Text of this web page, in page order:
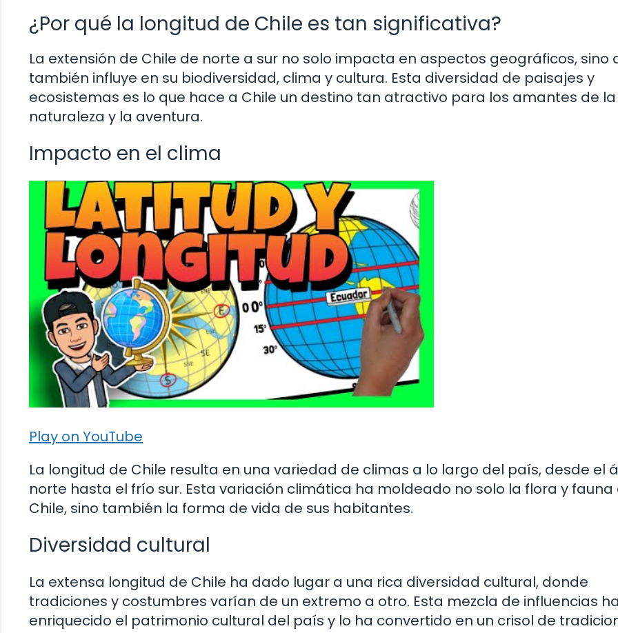
¿Por qué la longitud de Chile es tan significativa?
La extensión de Chile de norte a sur no solo impacta en aspectos geográficos, sino
también influye en su biodiversidad, clima y cultura. Esta diversidad de paisajes y
ecosistemas es lo que hace a Chile un destino tan atractivo para los amantes de la
naturaleza y la aventura.
Impacto en el clima
Play on YouTube
La longitud de Chile resulta en una variedad de climas a lo largo del país, desde el
norte hasta el frío sur. Esta variación climática ha moldeado no solo la flora y fauna
Chile, sino también la forma de vida de sus habitantes.
Diversidad cultural
La extensa longitud de Chile ha dado lugar a una rica diversidad cultural, donde
tradiciones y costumbres varían de un extremo a otro. Esta mezcla de influencias
enriquecido el patrimonio cultural del país y lo ha convertido en un crisol de